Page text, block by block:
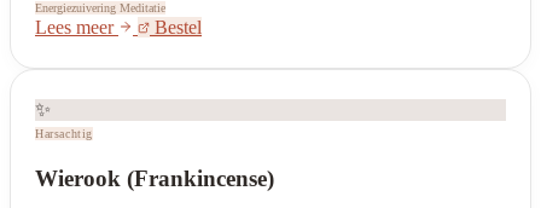
Energiezuivering Meditatie
Lees meer Bestel
✨
Harsachtig
Wierook (Frankincense)